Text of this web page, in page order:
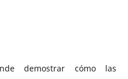
demostrar cómo las